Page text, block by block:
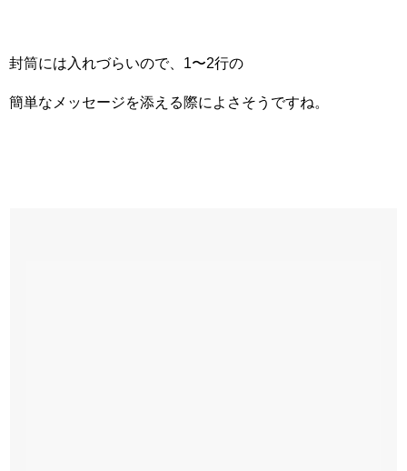
封筒には入れづらいので、1〜2行の
簡単なメッセージを添える際によさそうですね。